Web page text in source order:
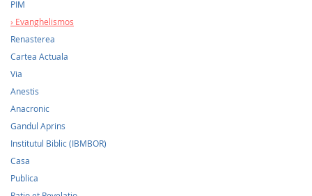
PIM
Evanghelismos
Renasterea
Cartea Actuala
Via
Anestis
Anacronic
Gandul Aprins
Institutul Biblic (IBMBOR)
Casa
Publica